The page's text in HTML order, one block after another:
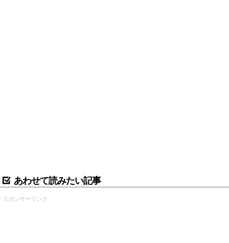
あわせて読みたい記事
スポンサーリンク